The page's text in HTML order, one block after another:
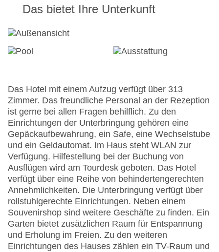
Das bietet Ihre Unterkunft
Das Hotel mit einem Aufzug verfügt über 313
Zimmer. Das freundliche Personal an der Rezeption
ist gerne bei allen Fragen behilflich. Zu den
Einrichtungen der Unterbringung gehören eine
Gepäckaufbewahrung, ein Safe, eine Wechselstube
und ein Geldautomat. Im Haus steht WLAN zur
Verfügung. Hilfestellung bei der Buchung von
Ausflügen wird am Tourdesk geboten. Das Hotel
verfügt über eine Reihe von behindertengerechten
Annehmlichkeiten. Die Unterbringung verfügt über
rollstuhlgerechte Einrichtungen. Neben einem
Souvenirshop sind weitere Geschäfte zu finden. Ein
Garten bietet zusätzlichen Raum für Entspannung
und Erholung im Freien. Zu den weiteren
Einrichtungen des Hauses zählen ein TV-Raum und